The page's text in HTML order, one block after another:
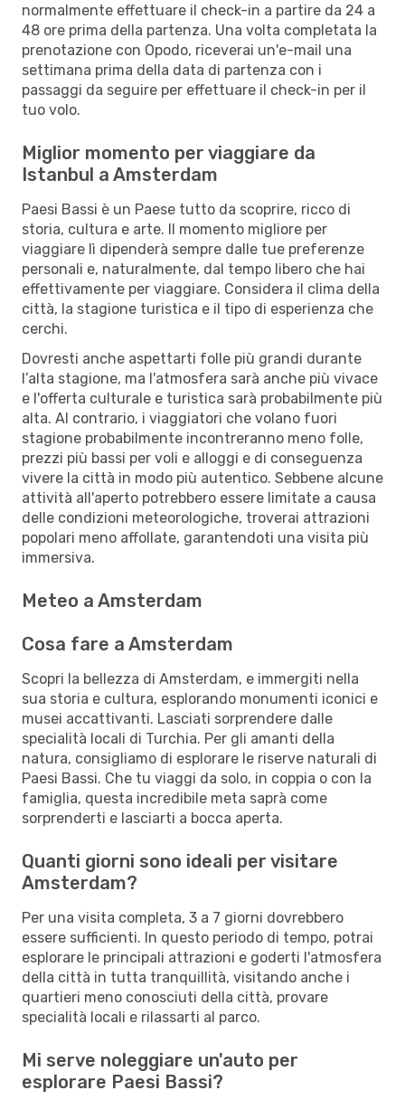
normalmente effettuare il check-in a partire da 24 a
48 ore prima della partenza. Una volta completata la
prenotazione con Opodo, riceverai un'e-mail una
settimana prima della data di partenza con i
passaggi da seguire per effettuare il check-in per il
tuo volo.
Miglior momento per viaggiare da
Istanbul a Amsterdam
Paesi Bassi è un Paese tutto da scoprire, ricco di
storia, cultura e arte. Il momento migliore per
viaggiare lì dipenderà sempre dalle tue preferenze
personali e, naturalmente, dal tempo libero che hai
effettivamente per viaggiare. Considera il clima della
città, la stagione turistica e il tipo di esperienza che
cerchi.
Dovresti anche aspettarti folle più grandi durante
l’alta stagione, ma l'atmosfera sarà anche più vivace
e l'offerta culturale e turistica sarà probabilmente più
alta. Al contrario, i viaggiatori che volano fuori
stagione probabilmente incontreranno meno folle,
prezzi più bassi per voli e alloggi e di conseguenza
vivere la città in modo più autentico. Sebbene alcune
attività all'aperto potrebbero essere limitate a causa
delle condizioni meteorologiche, troverai attrazioni
popolari meno affollate, garantendoti una visita più
immersiva.
Meteo a Amsterdam
Cosa fare a Amsterdam
Scopri la bellezza di Amsterdam, e immergiti nella
sua storia e cultura, esplorando monumenti iconici e
musei accattivanti. Lasciati sorprendere dalle
specialità locali di Turchia. Per gli amanti della
natura, consigliamo di esplorare le riserve naturali di
Paesi Bassi. Che tu viaggi da solo, in coppia o con la
famiglia, questa incredibile meta saprà come
sorprenderti e lasciarti a bocca aperta.
Quanti giorni sono ideali per visitare
Amsterdam?
Per una visita completa, 3 a 7 giorni dovrebbero
essere sufficienti. In questo periodo di tempo, potrai
esplorare le principali attrazioni e goderti l'atmosfera
della città in tutta tranquillità, visitando anche i
quartieri meno conosciuti della città, provare
specialità locali e rilassarti al parco.
Mi serve noleggiare un'auto per
esplorare Paesi Bassi?